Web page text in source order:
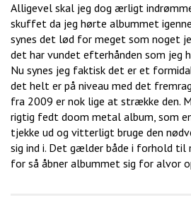
Alligevel skal jeg dog ærligt
skuffet da jeg hørte albummet
synes det lød for meget som noget
det har vundet efterhånden som jeg
Nu synes jeg faktisk det er et
det helt er på niveau med det
fra 2009 er nok lige at strække den.
rigtig fedt doom metal album, som
tjekke ud og vitterligt bruge den
sig ind i. Det gælder både i forhold til
for så åbner albummet sig for alvor